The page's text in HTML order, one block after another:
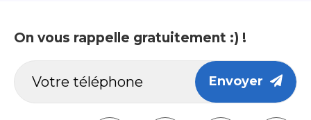
On vous rappelle gratuitement :) !
Envoyer